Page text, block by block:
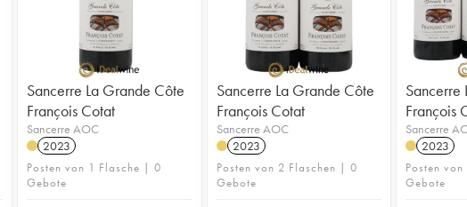
Sancerre La Grande Côte
François Cotat
Sancerre AOC
2023
Posten von 1 Flasche | 0
Gebote
Sancerre La Grande Côte
François Cotat
Sancerre AOC
2023
Posten von 2 Flaschen | 0
Gebote
Sancerre
François
Sancerre
2023
Posten
Gebote